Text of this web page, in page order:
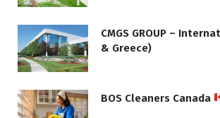
CMGS GROUP –
& Greece)
BOS Cleaners Canada